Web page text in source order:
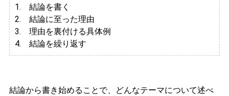
1. 結論を書く
2. 結論に至った理由
3. 理由を裏付ける具体例
4. 結論を繰り返す
結論から書き始めることで、どんなテーマについて述べ